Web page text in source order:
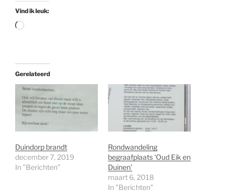
Vind ik leuk:
Aan
Gerelateerd
Duindorp brandt
december 7, 2019
In "Berichten"
Rondwandeling
begraafplaats ‘Oud Eik en
Duinen’
maart 6, 2018
In "Berichten"